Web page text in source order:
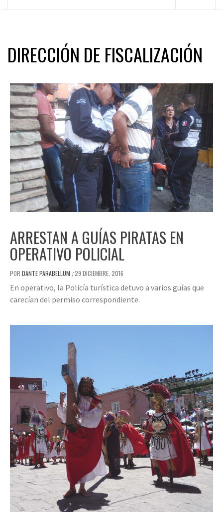
DIRECCIÓN DE FISCALIZACIÓN
ARRESTAN A GUÍAS PIRATAS EN
OPERATIVO POLICIAL
POR DANTE PARABELLUM /29 DICIEMBRE, 2016
En operativo, la Policía turística detuvo a varios guías que
carecían del permiso correspondiente.